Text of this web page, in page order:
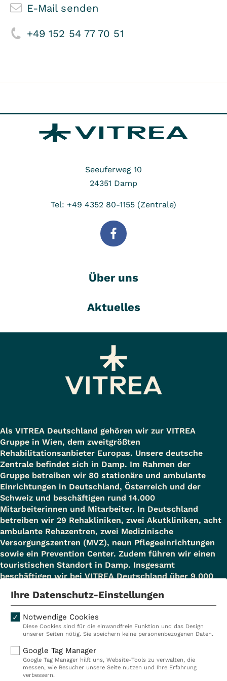
E-Mail senden
+49 152 54 77 70 51
Seeuferweg 10
24351 Damp
Tel: +49 4352 80-1155 (Zentrale)
Über uns
Aktuelles
Als VITREA Deutschland gehören wir zur VITREA
Gruppe in Wien, dem zweitgrößten
Rehabilitationsanbieter Europas. Unsere deutsche
Zentrale befindet sich in Damp. Im Rahmen der
Gruppe betreiben wir 80 stationäre und ambulante
Einrichtungen in Deutschland, Österreich und der
Schweiz und beschäftigen rund 14.000
Mitarbeiterinnen und Mitarbeiter. In Deutschland
betreiben wir 29 Rehakliniken, zwei Akutkliniken, acht
ambulante Rehazentren, zwei Medizinische
Versorgungszentren (MVZ), neun Pflegeeinrichtungen
sowie ein Prevention Center. Zudem führen wir einen
touristischen Standort in Damp. Insgesamt
beschäftigen wir bei VITREA Deutschland über 9.000
Kliniken
Ambulant
Reha
Prävention
Karriere
Ihre Datenschutz-Einstellungen
Notwendige Cookies
Diese Cookies sind für die einwandfreie Funktion und das Design
unserer Seiten nötig. Sie speichern keine personenbezogenen Daten.
Google Tag Manager
Google Tag Manager hilft uns, Website-Tools zu verwalten, die
messen, wie Besucher unsere Seite nutzen und Ihre Erfahrung
verbessern.